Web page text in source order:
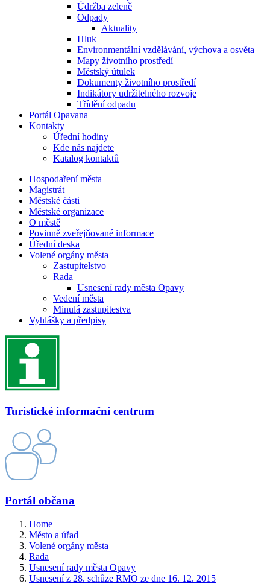
Údržba zeleně
Odpady
Aktuality
Hluk
Environmentální vzdělávání, výchova a osvěta
Mapy životního prostředí
Městský útulek
Dokumenty životního prostředí
Indikátory udržitelného rozvoje
Třídění odpadu
Portál Opavana
Kontakty
Úřední hodiny
Kde nás najdete
Katalog kontaktů
Hospodaření města
Magistrát
Městské části
Městské organizace
O městě
Povinně zveřejňované informace
Úřední deska
Volené orgány města
Zastupitelstvo
Rada
Usnesení rady města Opavy
Vedení města
Minulá zastupitestva
Vyhlášky a předpisy
Turistické informační centrum
Portál občana
Home
Město a úřad
Volené orgány města
Rada
Usnesení rady města Opavy
Usnesení z 28. schůze RMO ze dne 16. 12. 2015